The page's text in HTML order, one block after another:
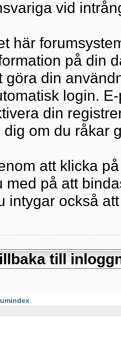
vid
här
på din
göra din
login.
din
dig om du råkar
att klicka
med på att
intygar också
till